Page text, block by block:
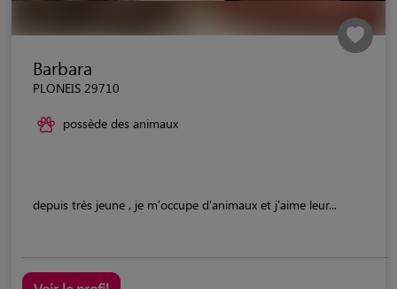
Barbara
PLONEIS 29710
possède des animaux
depuis très jeune , je m'occupe d'animaux et j'aime leur...